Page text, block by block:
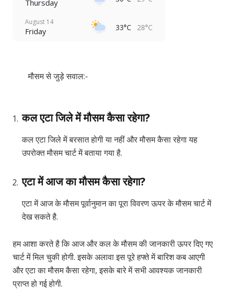
Thursday
August 14
Friday 33°C 28°C
मौसम से जुड़े सवाल:-
कल एटा जिले में मौसम कैसा रहेगा?
कल एटा जिले में बरसात होगी या नहीं और मौसम कैसा रहेगा यह
उपरोक्त मौसम चार्ट में बताया गया है.
एटा में आज का मौसम कैसा रहेगा?
एटा में आज के मौसम पूर्वानुमान का पूरा विवरण ऊपर के मौसम चार्ट में
देख सकते है.
हम आशा करते है कि आज और कल के मौसम की जानकारी ऊपर दिए गए
चार्ट में मिल चुकी होगी. इसके अलावा इस पूरे हफ्ते में बारिश कब आएगी
और एटा का मौसम कैसा रहेगा, इसके बारे में सभी आवश्यक जानकारी
प्राप्त हो गई होगी.